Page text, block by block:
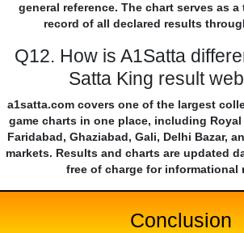
general reference. The chart serves as
record of all declared results
Q12. How is A1Satta
Satta King result
a1satta.com covers one of the largest
game charts in one place, including Royal
Faridabad, Ghaziabad, Gali, Delhi Bazar,
markets. Results and charts are updated
free of charge for informational
Conclusion